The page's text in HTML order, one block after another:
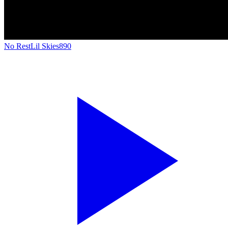
No RestLil Skies890